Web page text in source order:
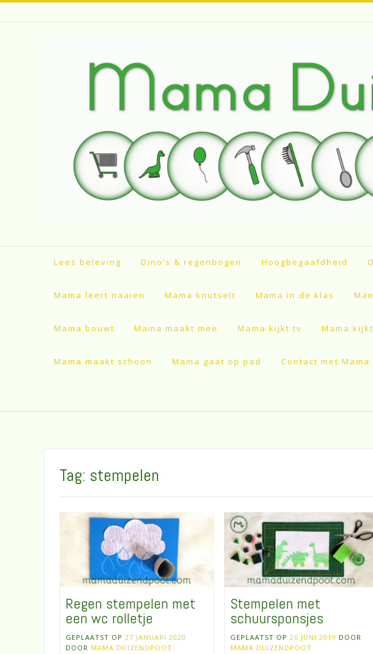
Spring
Lees beleving Dino’s & regenbogen Hoogbegaafdheid
Mama leert naaien Mama knutselt Mama in de klas
Mama bouwt Mama maakt mee Mama kijkt tv Mama
Mama maakt schoon Mama gaat op pad Contact met
Tag: stempelen
Regen stempelen met
een wc rolletje
GEPLAATST OP 27 JANUARI 2020
DOOR MAMA DUIZENDPOOT
Stempelen met
schuursponsjes
GEPLAATST OP 26 JUNI 2019 DOOR
MAMA DUIZENDPOOT